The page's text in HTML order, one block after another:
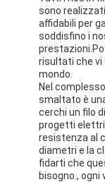
sono
affidabili per
soddisfino i
risultati che vi
mondo.
Nel
smaltato è
cerchi un filo
progetti
resistenza al
diametri e la
fidarti che
bisogno., ogni